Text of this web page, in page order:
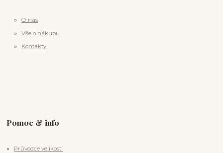
O nás
Vše o nákupu
Kontakty
Pomoc & info
Průvodce velikostí